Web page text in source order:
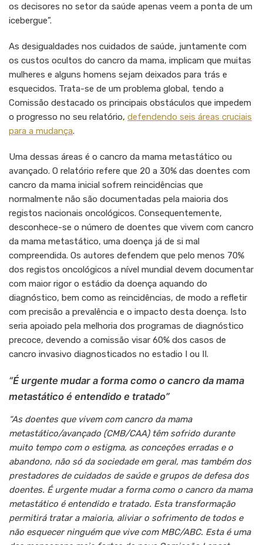
os decisores no setor da saúde apenas veem a ponta de um
icebergue”.
As desigualdades nos cuidados de saúde, juntamente com
os custos ocultos do cancro da mama, implicam que muitas
mulheres e alguns homens sejam deixados para trás e
esquecidos. Trata-se de um problema global, tendo a
Comissão destacado os principais obstáculos que impedem
o progresso no seu relatório, defendendo seis áreas cruciais
para a mudança.
Uma dessas áreas é o cancro da mama metastático ou
avançado. O relatório refere que 20 a 30% das doentes com
cancro da mama inicial sofrem reincidências que
normalmente não são documentadas pela maioria dos
registos nacionais oncológicos. Consequentemente,
desconhece-se o número de doentes que vivem com cancro
da mama metastático, uma doença já de si mal
compreendida. Os autores defendem que pelo menos 70%
dos registos oncológicos a nível mundial devem documentar
com maior rigor o estádio da doença aquando do
diagnóstico, bem como as reincidências, de modo a refletir
com precisão a prevalência e o impacto desta doença. Isto
seria apoiado pela melhoria dos programas de diagnóstico
precoce, devendo a comissão visar 60% dos casos de
cancro invasivo diagnosticados no estadio I ou II.
“É urgente mudar a forma como o cancro da mama
metastático é entendido e tratado”
“As doentes que vivem com cancro da mama
metastático/avançado (CMB/CAA) têm sofrido durante
muito tempo com o estigma, as conceções erradas e o
abandono, não só da sociedade em geral, mas também dos
prestadores de cuidados de saúde e grupos de defesa dos
doentes. É urgente mudar a forma como o cancro da mama
metastático é entendido e tratado. Esta transformação
permitirá tratar a maioria, aliviar o sofrimento de todos e
não esquecer ninguém que vive com MBC/ABC. Esta é uma